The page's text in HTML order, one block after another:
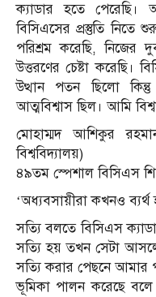
ক্যাডার হতে
বিসিএসের প্রস্তুতি নিতে
পরিশ্রম করেছি,
উত্তরণের চেষ্টা করেছি।
উত্থান পতন ছিলো
আত্মবিশ্বাস ছিল। আমি
মোহাম্মদ আশিকুর
বিশ্ববিদ্যালয়)
৪৯তম স্পেশাল বিসিএস
‘অধ্যবসায়ীরা কখনও ব্যর্থ
সত্যি বলতে বিসিএস
সত্যি হয় তখন সেটা
সত্যি করার পেছনে আমার
ভূমিকা পালন করেছে